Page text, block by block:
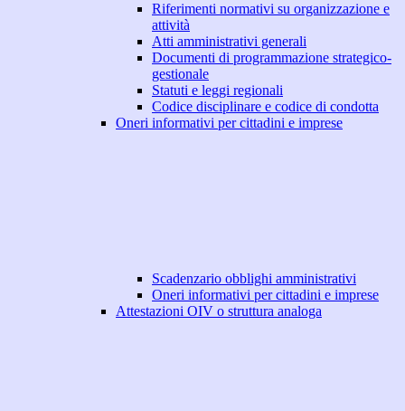
Riferimenti normativi su organizzazione e
attività
Atti amministrativi generali
Documenti di programmazione strategico-
gestionale
Statuti e leggi regionali
Codice disciplinare e codice di condotta
Oneri informativi per cittadini e imprese
Scadenzario obblighi amministrativi
Oneri informativi per cittadini e imprese
Attestazioni OIV o struttura analoga